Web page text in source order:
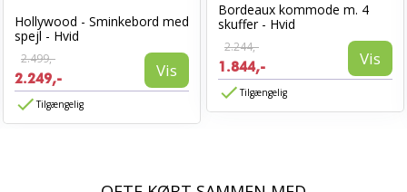
Hollywood - Sminkebord med
spejl - Hvid
2.499,-
2.249,- Vis
Tilgængelig
Bordeaux kommode m. 4
skuffer - Hvid
2.244,-
1.844,- Vis
Tilgængelig